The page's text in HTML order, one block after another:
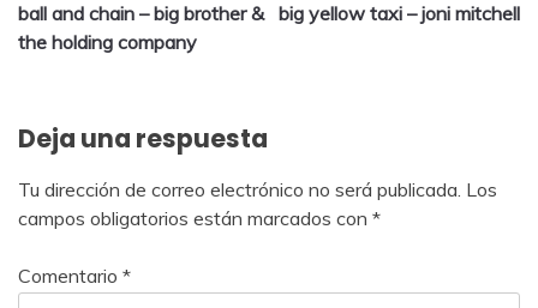
ball and chain – big brother &
the holding company
big yellow taxi – joni mitchell
Deja una respuesta
Tu dirección de correo electrónico no será publicada. Los
campos obligatorios están marcados con *
Comentario *